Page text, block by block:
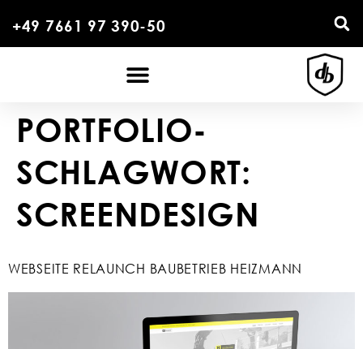
+49 7661 97 390-50
PORTFOLIO-
SCHLAGWORT:
SCREENDESIGN
WEBSEITE RELAUNCH BAUBETRIEB HEIZMANN